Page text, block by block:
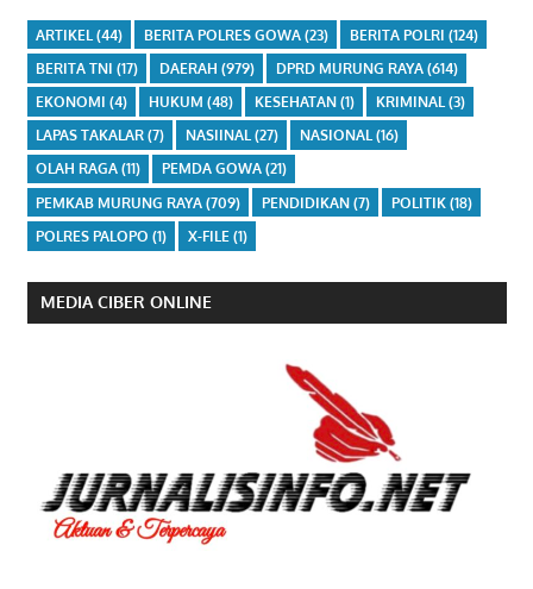
ARTIKEL (44) BERITA POLRES GOWA(23) BERITA POLRI (124)
BERITA TNI (17) DAERAH (979) DPRD MURUNG RAYA(614)
EKONOMI (4) HUKUM (48) KESEHATAN(1) KRIMINAL(3)
LAPAS TAKALAR(7) NASIINAL(27) NASIONAL(16)
OLAH RAGA(11) PEMDA GOWA(21)
PEMKAB MURUNG RAYA(709) PENDIDIKAN(7) POLITIK(18)
POLRES PALOPO (1) X-FILE (1)
MEDIA CIBER ONLINE